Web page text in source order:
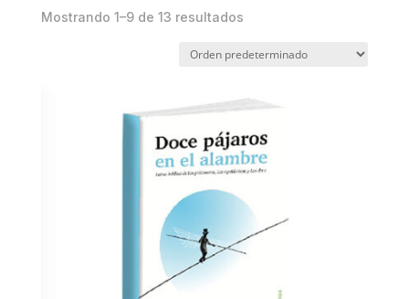
Mostrando 1–9 de 13 resultados